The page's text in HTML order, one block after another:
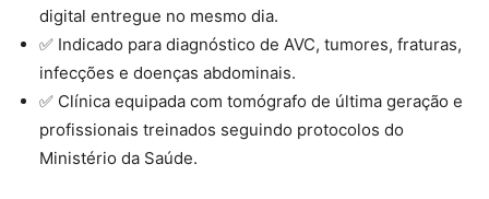
digital entregue no mesmo dia.
✅ Indicado para diagnóstico de AVC, tumores, fraturas,
infecções e doenças abdominais.
✅ Clínica equipada com tomógrafo de última geração e
profissionais treinados seguindo protocolos do
Ministério da Saúde.